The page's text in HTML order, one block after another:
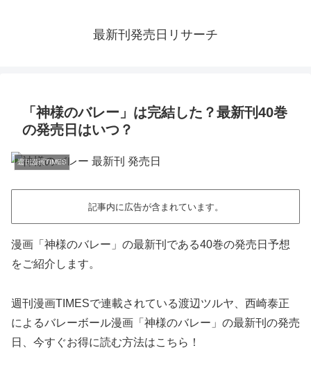
最新刊発売日リサーチ
「神様のバレー」は完結した？最新刊40巻
の発売日はいつ？
週刊漫画TIMES
記事内に広告が含まれています。
漫画「神様のバレー」の最新刊である40巻の発売日予想
をご紹介します。
週刊漫画TIMESで連載されている渡辺ツルヤ、西崎泰正
によるバレーボール漫画「神様のバレー」の最新刊の発売
日、今すぐお得に読む方法はこちら！